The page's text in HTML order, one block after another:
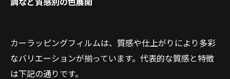
カーラッピングフィルムは、質感や仕上がりにより多彩
なバリエーションが揃っています。代表的な質感と特徴
は下記の通りです。